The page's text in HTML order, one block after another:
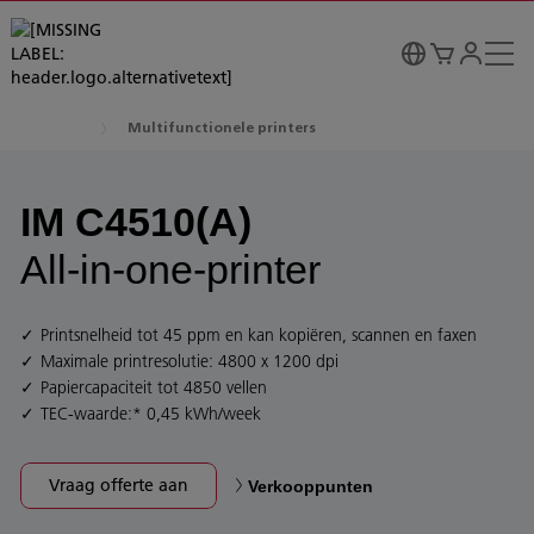
Multifunctionele printers
IM C4510(A)
All-in-one-printer
Printsnelheid tot 45 ppm en kan kopiëren, scannen en faxen
Maximale printresolutie: 4800 x 1200 dpi
Papiercapaciteit tot 4850 vellen
TEC-waarde:* 0,45 kWh/week
Vraag offerte aan Verkooppunten